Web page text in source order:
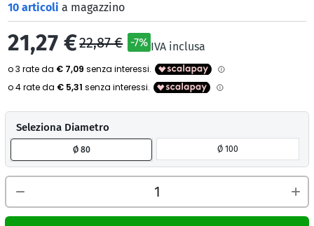
10 articolia magazzino
21,27 €22,87 € -7% IVA inclusa
Seleziona Diametro
Ø 80 Ø 100